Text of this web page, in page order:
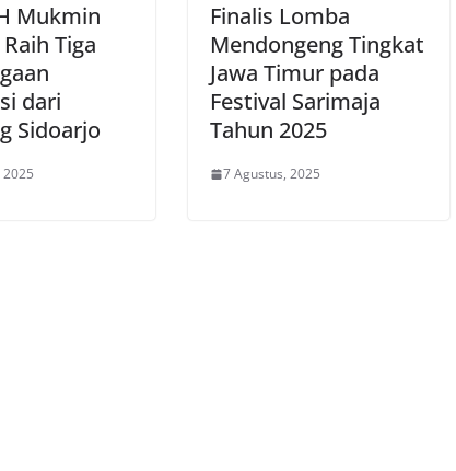
Mukmin
Tiga
dari
Sidoarjo
Finalis Lomba
Mendongeng Tingkat
Jawa Timur pada
Festival Sarimaja
Tahun 2025
7 Agustus, 2025